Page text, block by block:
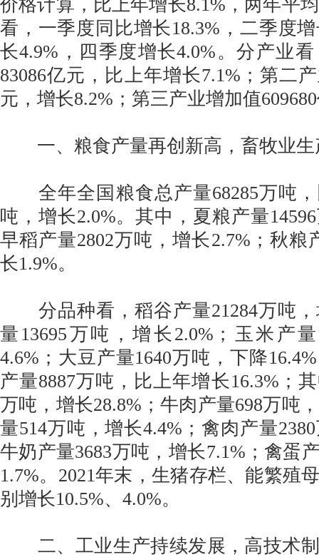
价格计算，比上年增长8.1%，两年平
看，一季度同比增长18.3%，二季度
长4.9%，四季度增长4.0%。分产业
83086亿元，比上年增长7.1%；第二
元，增长8.2%；第三产业增加值
一、粮食产量再创新高，畜牧业生
全年全国粮食总产量68285万吨，
吨，增长2.0%。其中，夏粮产量
早稻产量2802万吨，增长2.7%；秋粮
长1.9%。
分品种看，稻谷产量21284万吨，
量13695万吨，增长2.0%；玉米产
4.6%；大豆产量1640万吨，下降
产量8887万吨，比上年增长16.3%；
万吨，增长28.8%；牛肉产量698万吨
量514万吨，增长4.4%；禽肉产量
牛奶产量3683万吨，增长7.1%；禽蛋
1.7%。2021年末，生猪存栏、能繁殖
别增长10.5%、4.0%。
二、工业生产持续发展，高技术制